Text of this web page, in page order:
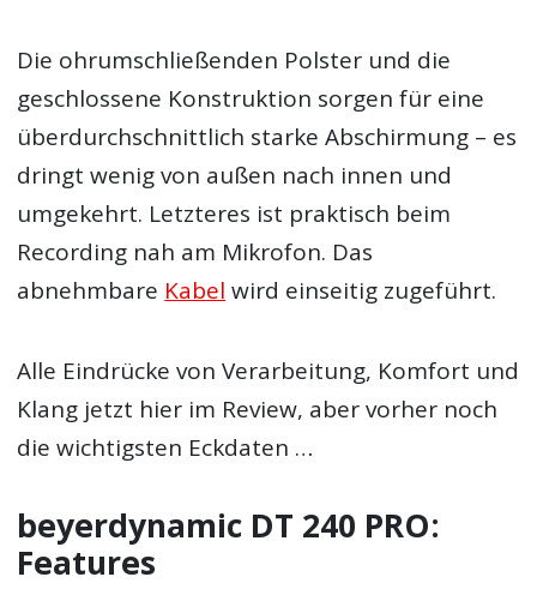
Die ohrumschließenden Polster und die
geschlossene Konstruktion sorgen für eine
überdurchschnittlich starke Abschirmung – es
dringt wenig von außen nach innen und
umgekehrt. Letzteres ist praktisch beim
Recording nah am Mikrofon. Das
abnehmbare Kabel wird einseitig zugeführt.
Alle Eindrücke von Verarbeitung, Komfort und
Klang jetzt hier im Review, aber vorher noch
die wichtigsten Eckdaten …
beyerdynamic DT 240 PRO:
Features